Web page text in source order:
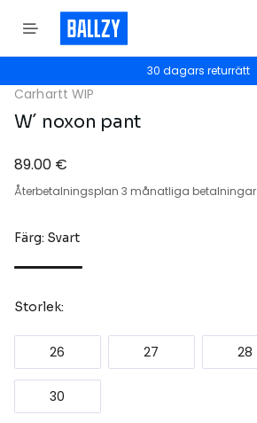
30 dagars returrätt
Carhartt WIP
W´ noxon pant
89.00 €
Återbetalningsplan 3 månatliga betalningar
Färg: Svart
Storlek:
26 27 28
30